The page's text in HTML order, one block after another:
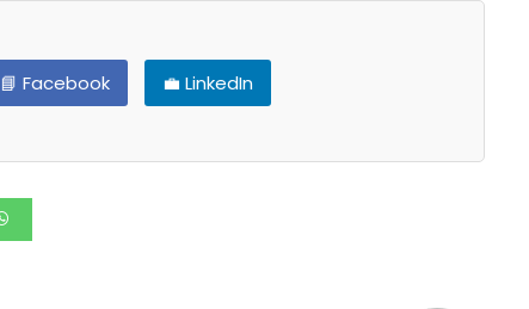
📘 Facebook 💼 LinkedIn